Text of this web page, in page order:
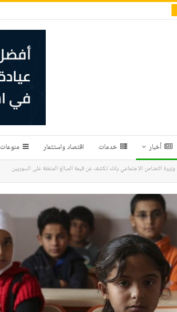
أخبار خدمات اقتصاد واستثمار منوعات
وزيرة التضامن الاجتماعي يانك تكشف عن قيمة المبالغ المنفقة على السوريين